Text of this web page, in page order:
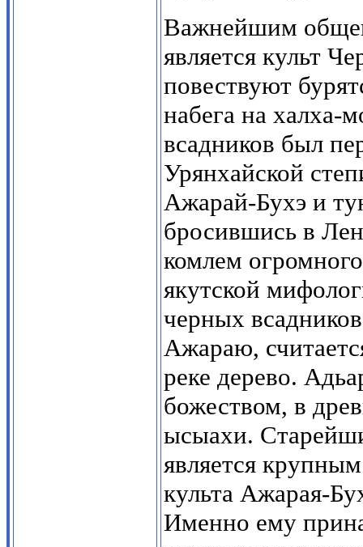
Важнейшим
является культ
повествуют
набега на халха-
всадников был
Урянхайской
Ажарай-Бухэ и
бросившись в
комлем
якутской
черных
Ажараю,
реке дерево.
божеством, в
ысыахи.
является
культа Ажарая-
Именно ему